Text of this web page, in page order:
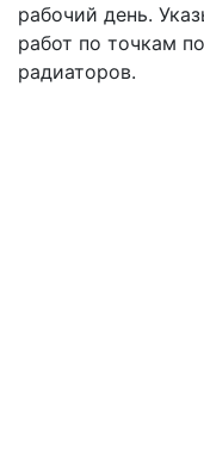
рабочий день.
работ по точкам
радиаторов.